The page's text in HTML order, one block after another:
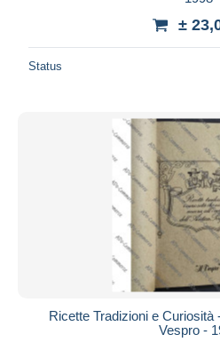
±
Status
Ricette Tradizioni e Curiosità
Vespro -